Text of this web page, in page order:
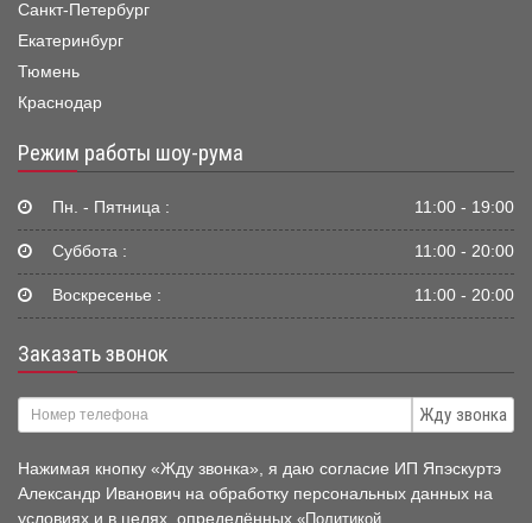
Санкт-Петербург
Екатеринбург
Тюмень
Краснодар
Режим работы шоу-рума
Пн. - Пятница : 11:00 - 19:00
Суббота : 11:00 - 20:00
Воскресенье : 11:00 - 20:00
Заказать звонок
Жду звонка
Нажимая кнопку «Жду звонка», я даю согласие ИП Япэскуртэ
Александр Иванович на обработку персональных данных на
условиях и в целях, определённых «Политикой